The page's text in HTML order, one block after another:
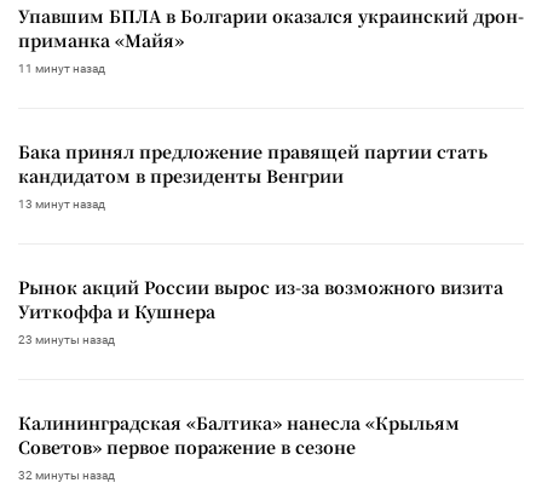
Упавшим БПЛА в Болгарии оказался украинский дрон-
приманка «Майя»
11 минут назад
Бака принял предложение правящей партии стать
кандидатом в президенты Венгрии
13 минут назад
Рынок акций России вырос из-за возможного визита
Уиткоффа и Кушнера
23 минуты назад
Калининградская «Балтика» нанесла «Крыльям
Советов» первое поражение в сезоне
32 минуты назад